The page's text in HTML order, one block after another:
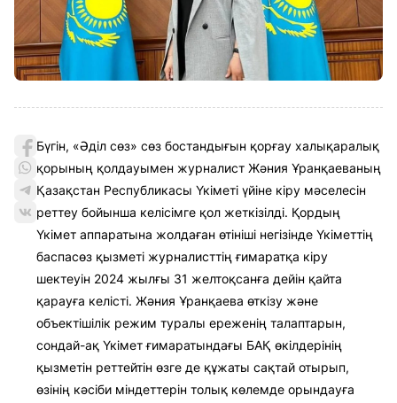
Бүгін, «Әділ сөз» сөз бостандығын қорғау халықаралық
қорының қолдауымен журналист Жәния Ұранқаеваның
Қазақстан Республикасы Үкіметі үйіне кіру мәселесін
реттеу бойынша келісімге қол жеткізілді. Қордың
Үкімет аппаратына жолдаған өтініші негізінде Үкіметтің
баспасөз қызметі журналисттің ғимаратқа кіру
шектеуін 2024 жылғы 31 желтоқсанға дейін қайта
қарауға келісті. Жәния Ұранқаева өткізу және
объектішілік режим туралы ереженің талаптарын,
сондай-ақ Үкімет ғимаратындағы БАҚ өкілдерінің
қызметін реттейтін өзге де құжаты сақтай отырып,
өзінің кәсіби міндеттерін толық көлемде орындауға